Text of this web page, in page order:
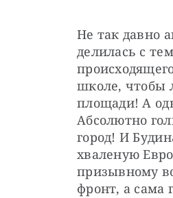
Не так давно
делилась с
школе, чтобы
площади! А
Абсолютно
город! И
хваленую
призывному
фронт, а сама